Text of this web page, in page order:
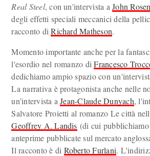
Real Steel, con un'intervista aJohn
degli effetti speciali meccanici della
racconto diRichard Matheson.
Momento importante anche per la
l'esordio nel romanzo diFrancesco
dedichiamo ampio spazio con
La narrativa è protagonista anche nelle
un'intervista aJean-Claude Dunyach,
Salvatore Proietti al romanzo Le città
Geoffrey A. Landis (di cui
anteprime pubblicate sul mercato
Il racconto è di Roberto Furlani.